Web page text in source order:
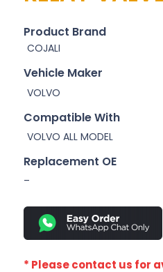
Product Brand
COJALI
Vehicle Maker
VOLVO
Compatible With
VOLVO ALL MODEL
Replacement OE
–
* Please contact us for